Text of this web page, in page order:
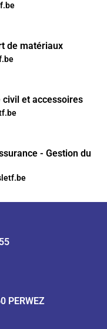
de matériaux
et accessoires
- Gestion du
PERWEZ